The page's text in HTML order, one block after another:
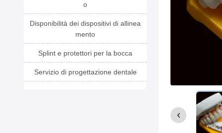
o
Disponibilità dei dispositivi di allinea
mento
Splint e protettori per la bocca
Servizio di progettazione dentale